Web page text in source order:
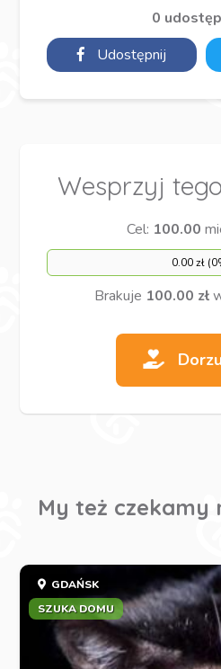
0
Udostępnij
Wesprzyj
Cel: 100.00
0.00 zł
Brakuje 100.00 zł
My też czekamy
GDAŃSK
SZUKA DOMU